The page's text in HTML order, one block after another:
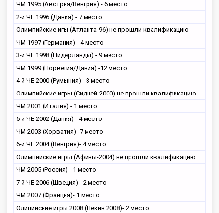
ЧМ 1995 (Австрия/Венгрия) - 6 место
2-й ЧЕ 1996 (Дания) - 7 место
Олимпийские игы (Атланта-96) не прошли квалификацию
ЧМ 1997 (Германия) - 4 место
3-й ЧЕ 1998 (Нидерланды) - 9 место
ЧМ 1999 (Норвегия/Дания) -12 место
4-й ЧЕ 2000 (Румыния) - 3 место
Олимпийские игры (Сидней-2000) не прошли квалификацию
ЧМ 2001 (Италия) - 1 место
5-й ЧЕ 2002 (Дания) - 4 место
ЧМ 2003 (Хорватия)- 7 место
6-й ЧЕ 2004 (Венгрия)- 4 место
Олимпийские игры (Афины-2004) не прошли квалификацию
ЧМ 2005 (Россия) - 1 место
7-й ЧЕ 2006 (Швеция) - 2 место
ЧМ 2007 (Франция)- 1 место
Олипийские игры 2008 (Пекин 2008)- 2 место